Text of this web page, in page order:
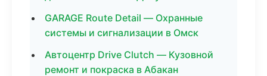
GARAGE Route Detail — Охранные
системы и сигнализации в Омск
Автоцентр Drive Clutch — Кузовной
ремонт и покраска в Абакан